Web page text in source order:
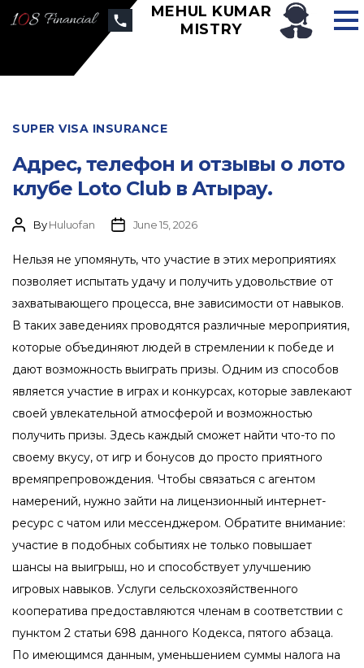
MEHUL KUMAR
MISTRY
SUPER VISA INSURANCE
Адрес, телефон и отзывы о лото
клубе Loto Club в Атырау.
ByHuluofan June 15, 2026
Нельзя не упомянуть, что участие в этих мероприятиях
позволяет испытать удачу и получить удовольствие от
захватывающего процесса, вне зависимости от навыков.
В таких заведениях проводятся различные мероприятия,
которые объединяют людей в стремлении к победе и
дают возможность выиграть призы. Одним из способов
является участие в играх и конкурсах, которые завлекают
своей увлекательной атмосферой и возможностью
получить призы. Здесь каждый сможет найти что-то по
своему вкусу, от игр и бонусов до просто приятного
времяпрепровождения. Чтобы связаться с агентом
намерений, нужно зайти на лицензионный интернет-
ресурс с чатом или мессенджером. Обратите внимание:
участие в подобных событиях не только повышает
шансы на выигрыш, но и способствует улучшению
игровых навыков. Услуги сельскохозяйственного
кооператива предоставляются членам в соответствии с
пунктом 2 статьи 698 данного Кодекса, пятого абзаца.
По имеющимся данным, уменьшением суммы налога на